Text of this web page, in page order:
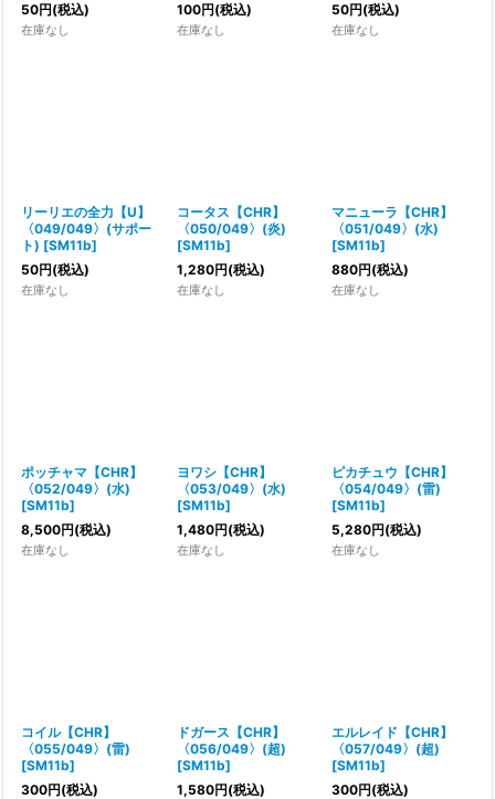
50円(税込)
在庫なし
100円(税込)
在庫なし
50円(税込)
在庫なし
リーリエの全力【U】
〈049/049〉(サポー
ト) [SM11b]
50円(税込)
在庫なし
コータス【CHR】
〈050/049〉(炎)
[SM11b]
1,280円(税込)
在庫なし
マニューラ【CHR】
〈051/049〉(水)
[SM11b]
880円(税込)
在庫なし
ポッチャマ【CHR】
〈052/049〉(水)
[SM11b]
8,500円(税込)
在庫なし
ヨワシ【CHR】
〈053/049〉(水)
[SM11b]
1,480円(税込)
在庫なし
ピカチュウ【CHR】
〈054/049〉(雷)
[SM11b]
5,280円(税込)
在庫なし
コイル【CHR】
〈055/049〉(雷)
[SM11b]
300円(税込)
ドガース【CHR】
〈056/049〉(超)
[SM11b]
1,580円(税込)
エルレイド【CHR】
〈057/049〉(超)
[SM11b]
300円(税込)